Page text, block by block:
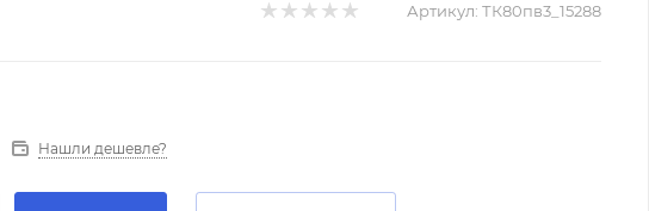
Артикул: ТК80пв3_15288
Нашли дешевле?